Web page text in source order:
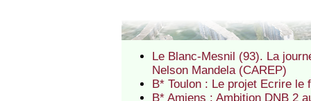
Le Blanc-Mesnil (93). La
Nelson Mandela (CAREP)
B* Toulon : Le projet Ecrire le
B* Amiens : Ambition DNB 2